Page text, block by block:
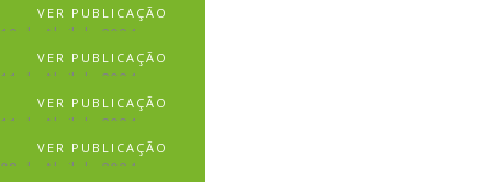
VER PUBLICAÇÃO
12 de Abril de 2024
VER PUBLICAÇÃO
11 de Abril de 2024
VER PUBLICAÇÃO
11 de Abril de 2024
VER PUBLICAÇÃO
08 de Abril de 2024